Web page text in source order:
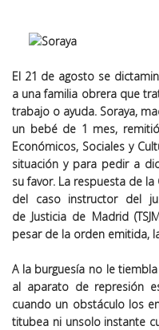
El 21 de agosto se
a una familia obreraque
trabajo o ayuda. Soraya,
un bebé de 1 mes, remitió
Económicos, Sociales y
situación y para pedira
su favor. La respuesta de la
del caso instructor del
de Justicia de Madrid (
pesar de la orden emitida,
A la burguesía no le
al aparato de represión
cuando un obstáculo los
titubea ni unsolo instante